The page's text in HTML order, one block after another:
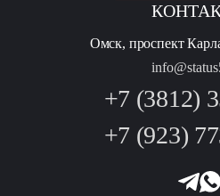
Омск, проспект
+7 (3812)
+7 (923)